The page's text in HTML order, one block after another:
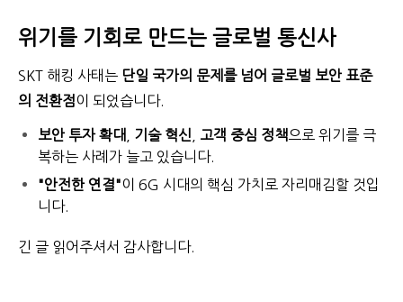
위기를 기회로 만드는 글로벌 통신사
SKT 해킹 사태는 단일 국가의 문제를 넘어 글로벌 보안 표준
의 전환점이 되었습니다.
보안 투자 확대 기술 혁신 고객 중심 정책으로 위기를 극
복하는 사례가 늘고 있습니다.
"안전한 연결"이 6G 시대의 핵심 가치로 자리매김할 것입
니다.
긴 글 읽어주셔서 감사합니다.